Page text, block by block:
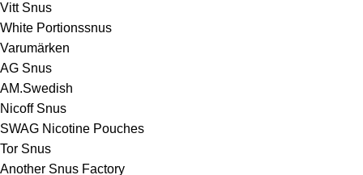
Vitt Snus
White Portionssnus
Varumärken
AG Snus
AM.Swedish
Nicoff Snus
SWAG Nicotine Pouches
Tor Snus
Another Snus Factory